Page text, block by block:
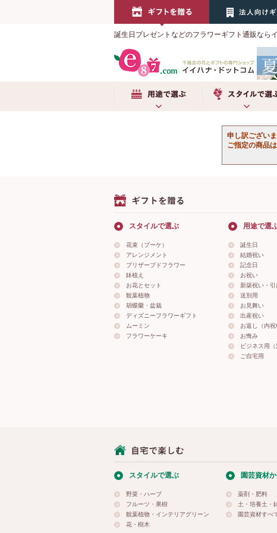
誕生日プレゼントなどのフラワーギフト通販なら
申し訳ございま
ご指定の商品
スタイルで選ぶ
花束（ブーケ）
アレンジメント
プリザーブドフラワー
鉢植え
お花とセット
観葉植物
胡蝶蘭・盆栽
ディズニーフラワーギフト
ムーミン
フラワーケーキ
用途で選
誕生日
結婚祝い
記念日
お祝い
新築祝い・
送別用
お見舞い
出産祝い
お返し（内祝
お悔み
ビジネス用（
ご自宅用
スタイルで選ぶ
野菜・ハーブ
フルーツ・果樹
観葉植物・インテリアグリーン
花・樹木
園芸資材
薬剤・肥料
土・培養土・
園芸資材すべ